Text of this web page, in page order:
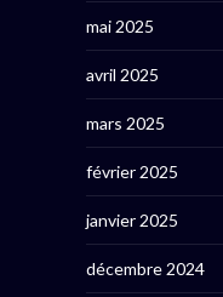
mai 2025
avril 2025
mars 2025
février 2025
janvier 2025
décembre 2024